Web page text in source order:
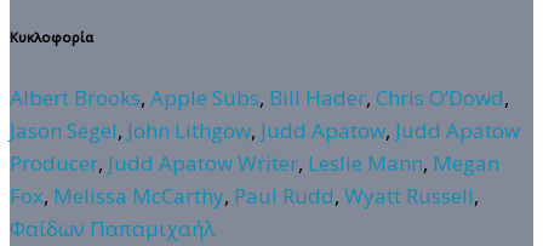
Κυκλοφορία
Albert Brooks, Apple Subs, Bill Hader, Chris O’Dowd,
Jason Segel, John Lithgow, Judd Apatow, Judd Apatow
Producer, Judd Apatow Writer, Leslie Mann, Megan
Fox, Melissa McCarthy, Paul Rudd, Wyatt Russell,
Φαίδων Παπαμιχαήλ